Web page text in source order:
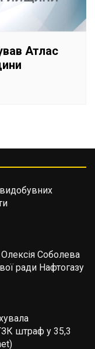
Атлас
Соболева
ради Нафтогазу
штраф у 35,3